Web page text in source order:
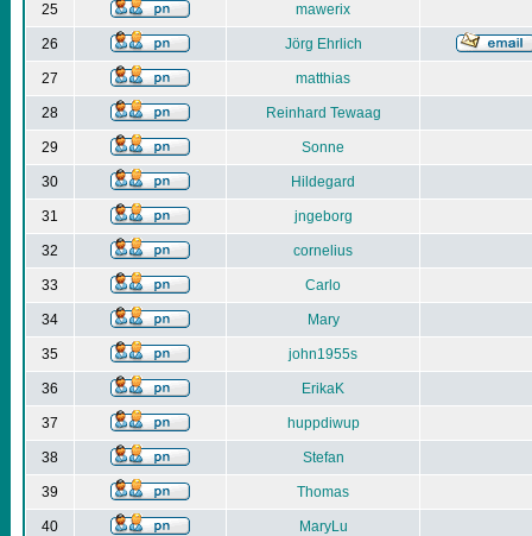
25 mawerix
26 Jörg Ehrlich
27 matthias
28 Reinhard Tewaag
29 Sonne
30 Hildegard
31 jngeborg
32 cornelius
33 Carlo
34 Mary
35 john1955s
36 ErikaK
37 huppdiwup
38 Stefan
39 Thomas
40 MaryLu